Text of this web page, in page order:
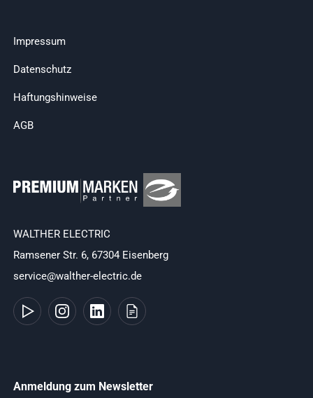
Impressum
Datenschutz
Haftungshinweise
AGB
WALTHER ELECTRIC
Ramsener Str. 6, 67304 Eisenberg
service@walther-electric.de
Anmeldung zum Newsletter